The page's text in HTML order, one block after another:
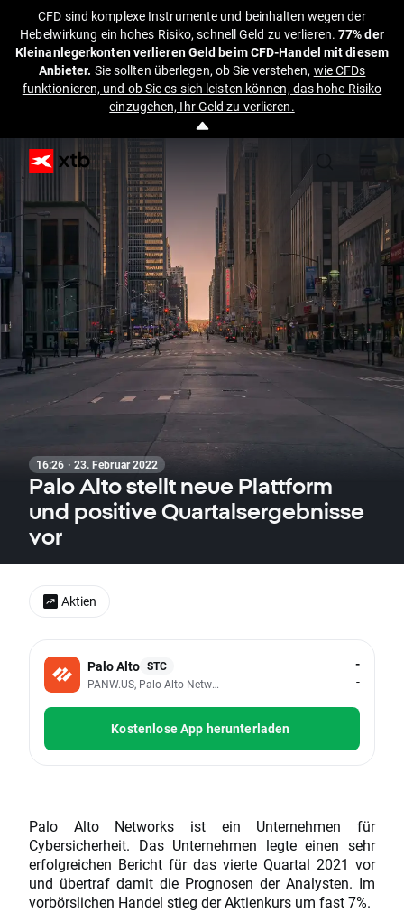
CFD sind komplexe Instrumente und beinhalten wegen der
Hebelwirkung ein hohes Risiko, schnell Geld zu verlieren.77% der
Kleinanlegerkonten verlieren Geld beim CFD-Handel mit diesem
Anbieter. Sie sollten überlegen, ob Sie verstehen, wie CFDs
funktionieren, und ob Sie es sich leisten können, das hohe Risiko
einzugehen, Ihr Geld zu verlieren.
16:26 · 23. Februar 2022
Palo Alto stellt neue Plattform
und positive Quartalsergebnisse
vor
Palo Alto STC
PANW.US, Palo Alto Networks Inc
-
-
Kostenlose App herunterladen
Palo Alto Networks ist ein Unternehmen für
Cybersicherheit. Das Unternehmen legte einen sehr
erfolgreichen Bericht für das vierte Quartal 2021 vor
und übertraf damit die Prognosen der Analysten. Im
vorbörslichen Handel stieg der Aktienkurs um fast 7%.
Aktien